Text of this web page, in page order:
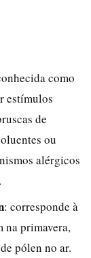
como
estímulos
de
ou
alérgicos
: corresponde à
na primavera,
pólen no ar.